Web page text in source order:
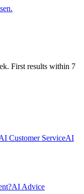
.
First results within 7
Customer ServiceAI
AI Advice